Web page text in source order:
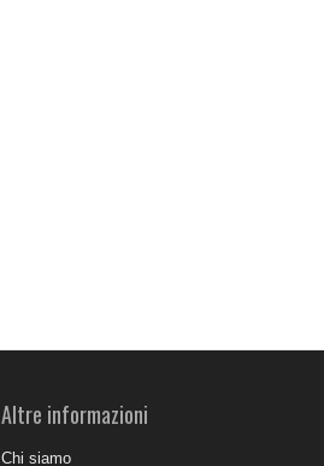
Altre informazioni
Chi siamo